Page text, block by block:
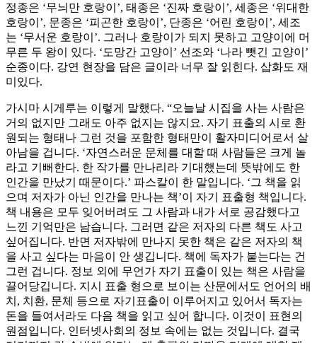
정종은 ‘무늬만 호랑이’, 태종은 ‘진짜 호랑이’, 세종은 ‘위대한
호랑이’, 문종은 ‘피곤한 호랑이’, 단종은 ‘어린 호랑이’, 세조
는 ‘무서운 호랑이’. 그러나 호랑이가 되지 못하고 고양이에 머
무른 두 왕이 있다. ‘도망간 고양이’ 선조와 ‘나라 뺏긴 고양이’
순종이다. 강연 현장을 담은 글이라 너무 잘 읽힌다. 삽화도 재
미있다.
가시마 시게루는 이렇게 말했다. “오늘날 시집을 사는 사람은
거의 없지만 그래도 아주 없지는 않지요. 자기 표출의 시로 환
원되는 형태나 그런 것을 포함한 형태만이 활자미디어로서 살
아남을 겁니다. ‘자연스러운 문체를 대할 때 사람들은 크게 놀
라고 기뻐한다. 한 작가를 만나리라 기대했는데 뜻밖에도 한
인간을 만났기 때문이다.’ 파스칼이 한 말입니다. ‘그 책을 읽
으며 저자가 아닌 인간을 만나는 책’이 자기 표출형 책입니다.
책 내용은 모두 잊어버려도 그 사람과 내가 서로 공감했다고
느낀 기억만은 남습니다. 그러면 같은 저자의 다른 책도 사고
싶어집니다. 반면 저자밖에 만나지 못한 책은 같은 저자의 책
을 사고 싶다는 마음이 안 생깁니다. 책에 독자가 붙는다는 건
그런 겁니다. 정보 외에 무언가 자기 표출이 있는 책은 사람을
끌어당깁니다. 지시 표출 형으로 보이는 산문에서도 언어의 배
치, 치환, 문체 등으로 자기표출이 이루어지고 있어서 독자는
돈을 들여서라도 다음 책을 읽고 싶어 합니다. 이것이 표현의
원점입니다. 인터넷사회의 정보 속에는 없는 것입니다. 결국